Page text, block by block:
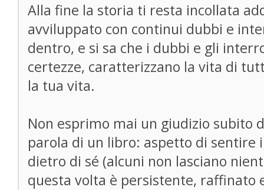
Alla fine la storia ti resta incollata
avviluppato con continui dubbi e
dentro, e si sa che i dubbi e gli
certezze, caratterizzano la vita di
la tua vita.
Non esprimo mai un giudizio subito
parola di un libro: aspetto di sentire
dietro di sé (alcuni non lasciano
questa volta è persistente, raffinato